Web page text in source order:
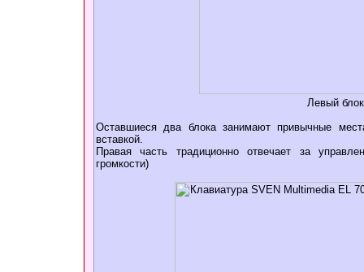
Левый
Оставшиеся два блока занимают привычные
вставкой.
Правая часть традиционно отвечает за
громкости)